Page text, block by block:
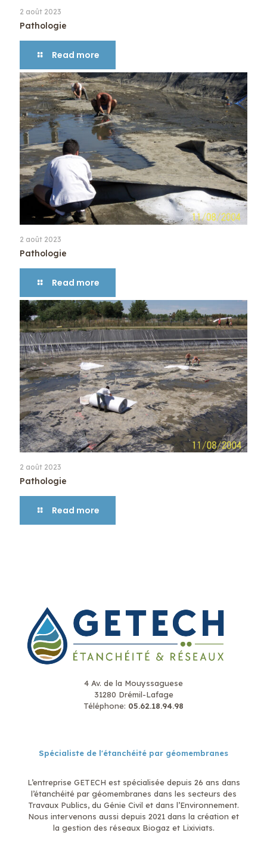
2 août 2023
Pathologie
Read more
2 août 2023
Pathologie
Read more
2 août 2023
Pathologie
Read more
4 Av. de la Mouyssaguese
31280 Drémil-Lafage
Téléphone: 05.62.18.94.98
Spécialiste de l'étanchéité par géomembranes
L’entreprise GETECH est spécialisée depuis 26 ans dans
l’étanchéité par géomembranes dans les secteurs des
Travaux Publics, du Génie Civil et dans l’Environnement.
Nous intervenons aussi depuis 2021 dans la création et
la gestion des réseaux Biogaz et Lixiviats.